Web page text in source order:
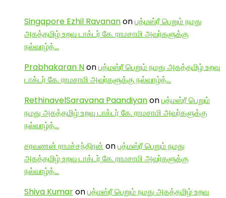
Singapore Ezhil Ravananonபத்மஸ்ரீ பெறும் நமது
அகத்தமிழ் உறவு டாக்டர் கே. ராமசாமி அவர்களுக்கு
நல்வாழ்த்…
Prabhakaran Nonபத்மஸ்ரீ பெறும் நமது அகத்தமிழ் உறவு
டாக்டர் கே. ராமசாமி அவர்களுக்கு நல்வாழ்த்…
RethinavelSaravana Paandiyanonபத்மஸ்ரீ பெறும்
நமது அகத்தமிழ் உறவு டாக்டர் கே. ராமசாமி அவர்களுக்கு
நல்வாழ்த்…
சரவணன் ராமச்சந்திரன் onபத்மஸ்ரீ பெறும் நமது
அகத்தமிழ் உறவு டாக்டர் கே. ராமசாமி அவர்களுக்கு
நல்வாழ்த்…
Shiva Kumaronபத்மஸ்ரீ பெறும் நமது அகத்தமிழ் உறவு